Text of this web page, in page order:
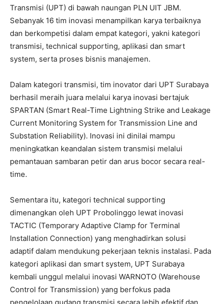
Transmisi (UPT) di bawah naungan PLN UIT JBM.
Sebanyak 16 tim inovasi menampilkan karya terbaiknya
dan berkompetisi dalam empat kategori, yakni kategori
transmisi, technical supporting, aplikasi dan smart
system, serta proses bisnis manajemen.
Dalam kategori transmisi, tim inovator dari UPT Surabaya
berhasil meraih juara melalui karya inovasi bertajuk
SPARTAN (Smart Real-Time Lightning Strike and Leakage
Current Monitoring System for Transmission Line and
Substation Reliability). Inovasi ini dinilai mampu
meningkatkan keandalan sistem transmisi melalui
pemantauan sambaran petir dan arus bocor secara real-
time.
Sementara itu, kategori technical supporting
dimenangkan oleh UPT Probolinggo lewat inovasi
TACTIC (Temporary Adaptive Clamp for Terminal
Installation Connection) yang menghadirkan solusi
adaptif dalam mendukung pekerjaan teknis instalasi. Pada
kategori aplikasi dan smart system, UPT Surabaya
kembali unggul melalui inovasi WARNOTO (Warehouse
Control for Transmission) yang berfokus pada